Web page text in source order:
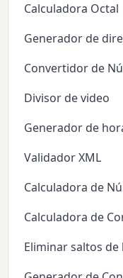
Calculadora Octal
Generador de
Convertidor de
Divisor de video
Generador de
Validador XML
Calculadora de
Calculadora de
Eliminar saltos de